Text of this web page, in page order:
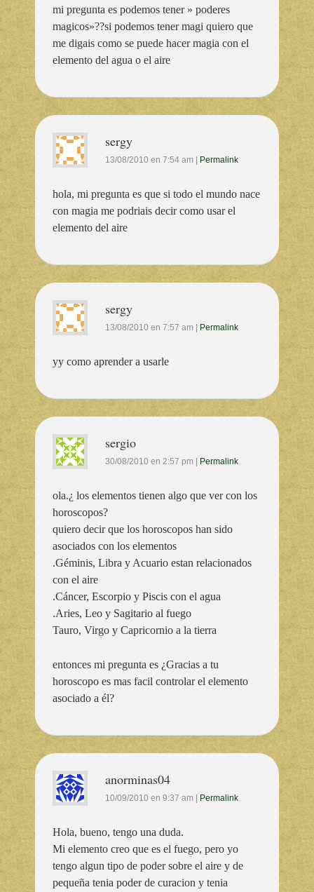
mi pregunta es podemos tener » poderes
magicos»??si podemos tener magi quiero que
me digais como se puede hacer magia con el
elemento del agua o el aire
sergy
13/08/2010 en 7:54 am Permalink
hola, mi pregunta es que si todo el mundo nace
con magia me podriais decir como usar el
elemento del aire
sergy
13/08/2010 en 7:57 am Permalink
yy como aprender a usarle
sergio
30/08/2010 en 2:57 pm Permalink
ola.¿ los elementos tienen algo que ver con los
horoscopos?
quiero decir que los horoscopos han sido
asociados con los elementos
.Géminis, Libra y Acuario estan relacionados
con el aire
.Cáncer, Escorpio y Piscis con el agua
.Aries, Leo y Sagitario al fuego
Tauro, Virgo y Capricornio a la tierra
entonces mi pregunta es ¿Gracias a tu
horoscopo es mas facil controlar el elemento
asociado a él?
anorminas04
10/09/2010 en 9:37 am Permalink
Hola, bueno, tengo una duda.
Mi elemento creo que es el fuego, pero yo
tengo algun tipo de poder sobre el aire y de
pequeña tenia poder de curacion y tenia